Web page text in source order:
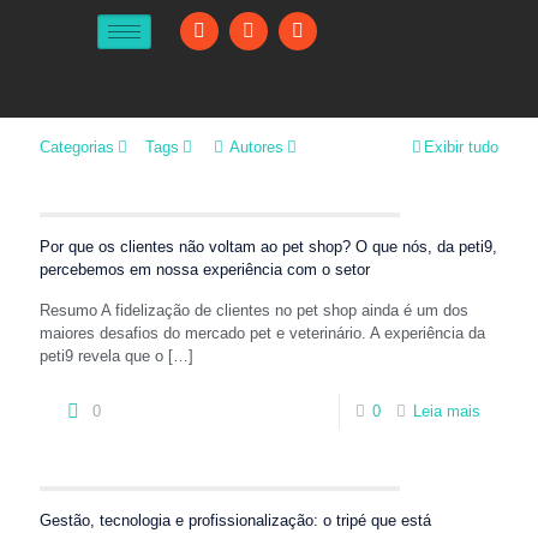
Categorias Tags Autores Exibir tudo
Por que os clientes não voltam ao pet shop? O que nós, da peti9,
percebemos em nossa experiência com o setor
Resumo A fidelização de clientes no pet shop ainda é um dos
maiores desafios do mercado pet e veterinário. A experiência da
peti9 revela que o […]
0 0 Leia mais
Gestão, tecnologia e profissionalização: o tripé que está